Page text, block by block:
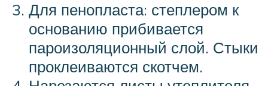
Для пенопласта: степлером к
основанию прибивается
пароизоляционный слой. Стыки
проклеиваются скотчем.